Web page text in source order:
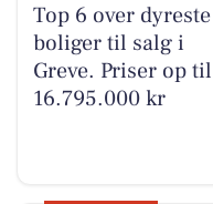
Top 6 over dyreste
boliger til salg i
Greve. Priser op til
16.795.000 kr